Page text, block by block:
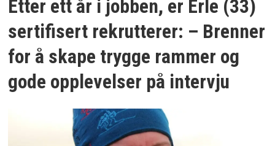
Etter ett år i jobben, er Erle (33)
sertifisert rekrutterer: – Brenner
for å skape trygge rammer og
gode opplevelser på intervju